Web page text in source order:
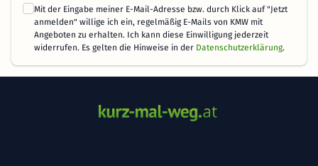
Mit der Eingabe meiner E-Mail-Adresse bzw. durch Klick auf "Jetzt
anmelden" willige ich ein, regelmäßig E-Mails von KMW mit
Angeboten zu erhalten. Ich kann diese Einwilligung jederzeit
widerrufen. Es gelten die Hinweise in der Datenschutzerklärung.